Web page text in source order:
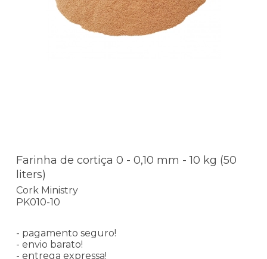
Farinha de cortiça 0 - 0,10 mm - 10 kg (50
liters)
Cork Ministry
PK010-10
- pagamento seguro!
- envio barato!
- entrega expressa!